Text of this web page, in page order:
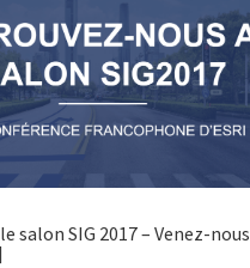
salon SIG 2017 – Venez-nous